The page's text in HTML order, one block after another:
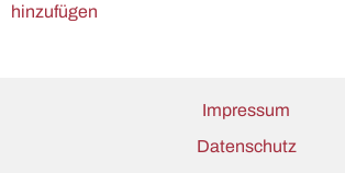
hinzufügen
Impressum
Datenschutz